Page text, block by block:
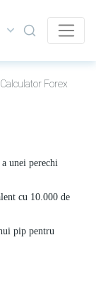
Calculator Forex
unei perechi
cu 10.000 de
pip pentru